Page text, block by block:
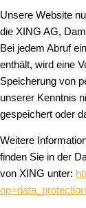
Unsere Website
die XING AG,
Bei jedem Abruf
enthält, wird eine
Speicherung von
unserer Kenntnis
gespeichert oder
Weitere
finden Sie in der
von XING unter:
op=data_protection